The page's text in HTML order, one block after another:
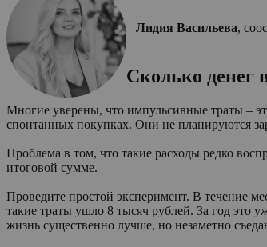
Лидия Васильева,
Сколько денег
Многие уверены, что импульсивные траты –
спонтанных покупках. Они не планируются
Проблема в том, что такие расходы редко
итоговой сумме.
Проведите простой эксперимент. В течение
такие траты ушло 8 тысяч рублей. За год это
жизнь существенно лучше, но незаметно